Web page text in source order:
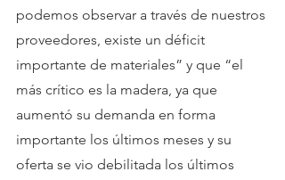
podemos observar a través de nuestros
proveedores, existe un déficit
importante de materiales” y que “el
más crítico es la madera, ya que
aumentó su demanda en forma
importante los últimos meses y su
oferta se vio debilitada los últimos